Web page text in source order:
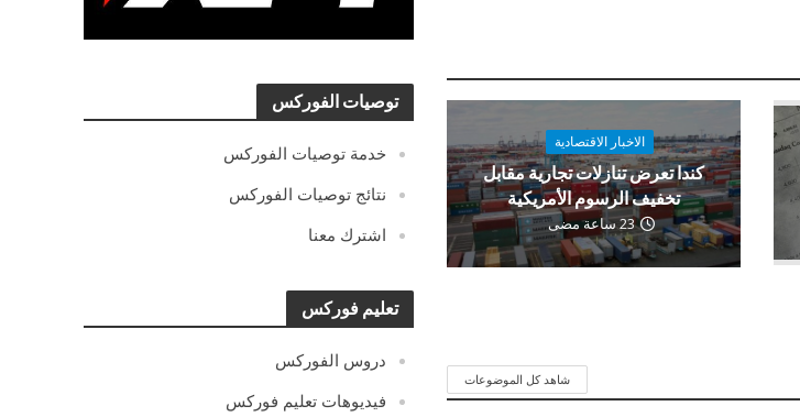
توصيات الفوركس
خدمة توصيات الفوركس
نتائج توصيات الفوركس
اشترك معنا
تعليم فوركس
دروس الفوركس
فيديوهات تعليم فوركس
الاخبار الاقتصادية
كندا تعرض تنازلات تجارية مقابل
تخفيف الرسوم الأمريكية
23 ساعة مضى
شاهد كل الموضوعات